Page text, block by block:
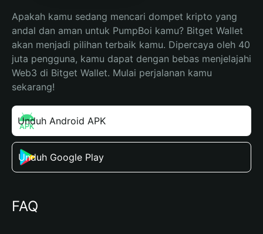
Apakah kamu sedang mencari dompet kripto yang
andal dan aman untuk PumpBoi kamu? Bitget Wallet
akan menjadi pilihan terbaik kamu. Dipercaya oleh 40
juta pengguna, kamu dapat dengan bebas menjelajahi
Web3 di Bitget Wallet. Mulai perjalanan kamu
sekarang!
Unduh Android APK
Unduh Google Play
FAQ